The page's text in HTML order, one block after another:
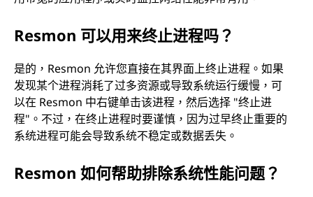
Resmon 可以用来终止进程吗？
是的，Resmon 允许您直接在其界面上终止进程。如果
发现某个进程消耗了过多资源或导致系统运行缓慢，可
以在 Resmon 中右键单击该进程，然后选择 "终止进
程"。不过，在终止进程时要谨慎，因为过早终止重要的
系统进程可能会导致系统不稳定或数据丢失。
Resmon 如何帮助排除系统性能问题？